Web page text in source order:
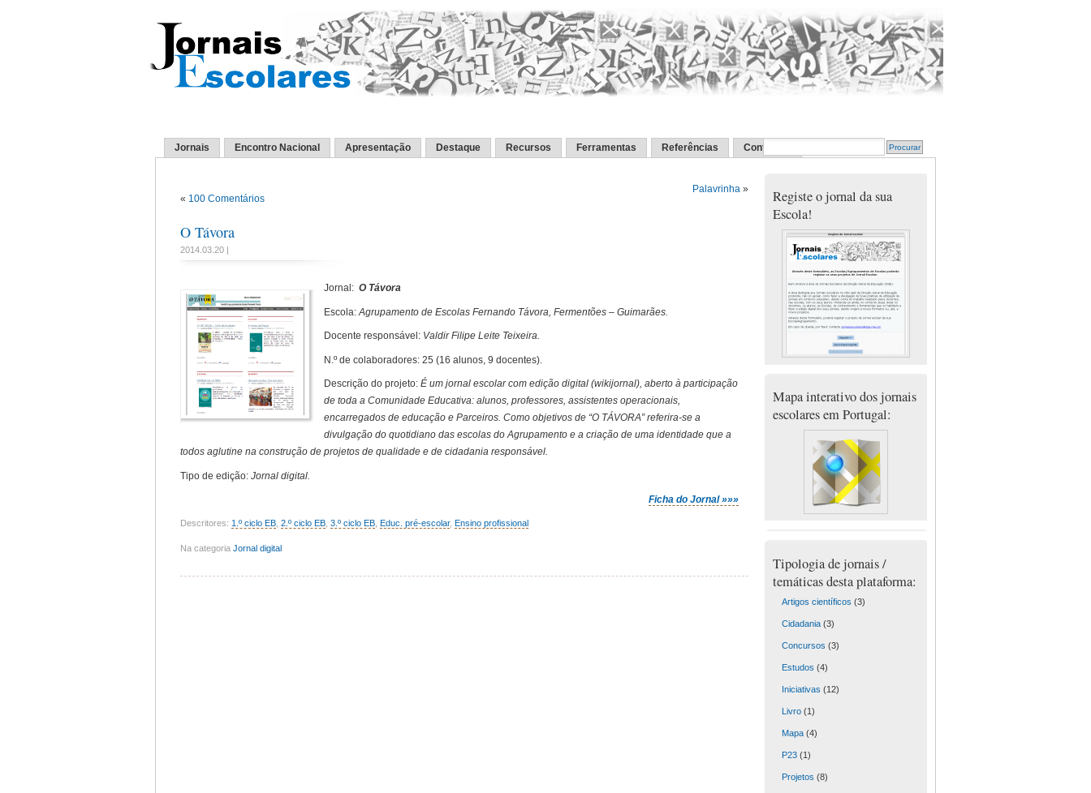
Jornais Encontro Nacional Apresentação Destaque Recursos Ferramentas Referências Contactos
« 100 Comentários
Palavrinha »
O Távora
2014.03.20 |
Jornal:O Távora
Escola:Agrupamento de Escolas Fernando Távora, Fermentões – Guimarães.
Docente responsável: Valdir Filipe Leite Teixeira.
N.º de colaboradores:25 (16 alunos, 9 docentes).
Descrição do projeto:É um jornal escolar com edição digital (wikijornal), aberto à participação
de toda a Comunidade Educativa: alunos, professores, assistentes operacionais,
encarregados de educação e Parceiros. Como objetivos de “O TÁVORA” referira-se a
divulgação do quotidiano das escolas do Agrupamento e a criação de uma identidade que a
todos aglutine na construção de projetos de qualidade e de cidadania responsável.
Tipo de edição: Jornal digital.
Ficha do Jornal »»»
Descritores: 1.º ciclo EB 2.º ciclo EB 3.º ciclo EB Educ. pré-escolar, Ensino profissional
Na categoria Jornal digital
Registe o jornal da sua
Escola!
Mapa interativo dos jornais
escolares em Portugal:
Tipologia de jornais /
temáticas desta plataforma:
Artigos científicos (3)
Cidadania(3)
Concursos (3)
Estudos (4)
Iniciativas (12)
Livro(1)
Mapa(4)
P23(1)
Projetos (8)